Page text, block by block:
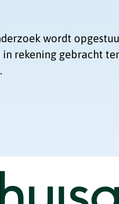
wordt
rekening gebracht